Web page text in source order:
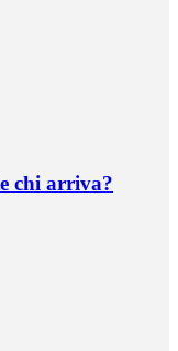
chi arriva?